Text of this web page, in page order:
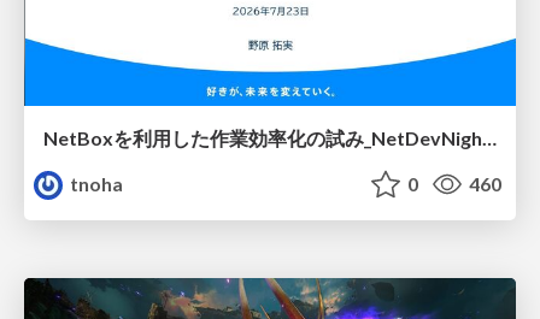
NetBoxを利用した作業効率化の試み_NetDevNight4
tnoha
0 460